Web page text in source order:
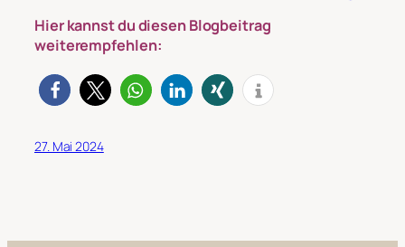
Hier kannst du diesen Blogbeitrag
weiterempfehlen:
27. Mai 2024